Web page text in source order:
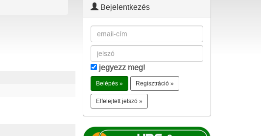
Bejelentkezés
jegyezz meg!
Regisztráció »
Elfelejtett jelszó »